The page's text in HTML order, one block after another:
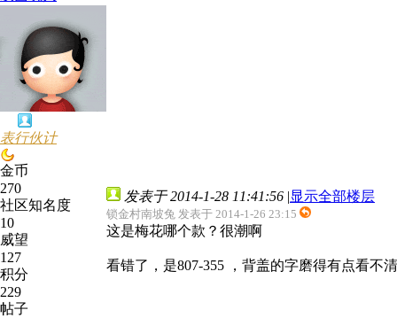
表行伙计
金币
270
社区知名度
10
威望
127
积分
229
帖子
发表于 2014-1-28 11:41:56 |显示全部楼层
锁金村南坡兔 发表于 2014-1-26 23:15
这是梅花哪个款？很潮啊
看错了，是807-355 ，背盖的字磨得有点看不